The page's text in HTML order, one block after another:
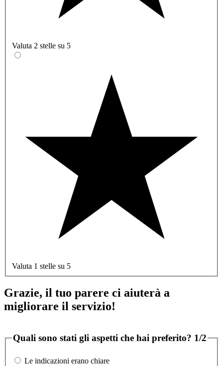
Valuta 2 stelle su 5
Valuta 1 stelle su 5
Grazie, il tuo parere ci aiuterà a
migliorare il servizio!
Quali sono stati gli aspetti che hai preferito? 1/2
Le indicazioni erano chiare